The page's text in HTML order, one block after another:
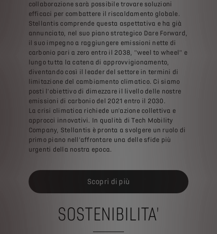
collaborazione sarà possibile trovare soluzioni
efficaci per combattere il riscaldamento globale.
Stellantis comprende questa aspettativa e ha già
annunciato, nel suo piano strategico Dare Forward,
il suo impegno a raggiungere emissioni nette di
carbonio pari a zero entro il 2038, "weel to wheel" e
lungo tutta la catena di approvvigionamento,
diventando così il leader del settore in termini di
limitazione del cambiamento climatico. Ci siamo
posti l'obiettivo di dimezzare il livello delle nostre
emissioni di carbonio del 2021 entro il 2030.
La crisi climatica richiede un'azione collettiva e
approcci innovativi. In qualità di Tech Mobility
Company, Stellantis è pronta a svolgere un ruolo di
primo piano nell'affrontare una delle sfide più
urgenti della nostra epoca.
Scopri di più
SOSTENIBILITA'